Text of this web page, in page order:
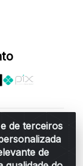
de terceiros
de
- R: Rua
- Santa
- CNPJ